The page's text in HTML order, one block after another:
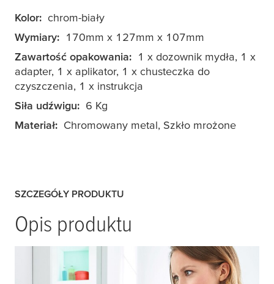
Kolor: chrom-biały
Wymiary: 170mm x 127mm x 107mm
Zawartość opakowania: 1 x dozownik mydła, 1 x
adapter, 1 x aplikator, 1 x chusteczka do
czyszczenia, 1 x instrukcja
Siła udźwigu: 6 Kg
Materiał: Chromowany metal, Szkło mrożone
SZCZEGÓŁY PRODUKTU
Opis produktu
Samoprzylepny dozownik mydłatesa® Loxx